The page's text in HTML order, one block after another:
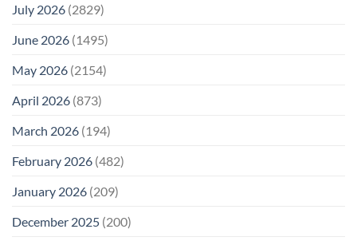
July 2026 (2829)
June 2026 (1495)
May 2026 (2154)
April 2026 (873)
March 2026 (194)
February 2026 (482)
January 2026 (209)
December 2025 (200)